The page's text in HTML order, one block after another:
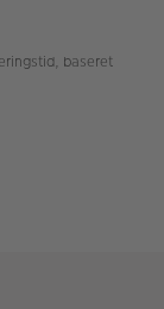
baseret